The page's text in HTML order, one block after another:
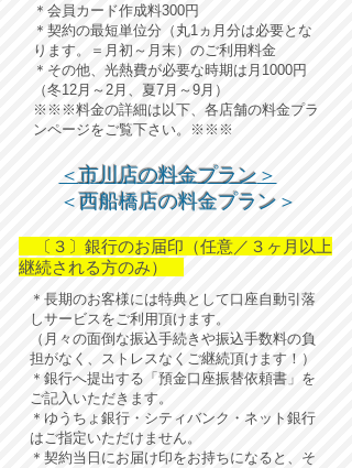
＊会員カード作成料300円
＊契約の最短単位分（丸1ヵ月分は必要とな
ります。＝月初～月末）のご利用料金
＊その他、光熱費が必要な時期は月1000円
（冬12月～2月、夏7月～9月）
※※※料金の詳細は以下、各店舗の料金プラ
ンページをご覧下さい。※※※
＜市川店の料金プラン ＞
＜ 西船橋店の料金プラン ＞
〔３〕銀行のお届印（任意／３ヶ月以上
継続される方のみ）
＊長期のお客様には特典として口座自動引落
しサービスをご利用頂けます。
（ 月々の面倒な振込手続きや振込手数料の負
担がなく、ストレスなくご継続頂けます！）
＊銀行へ提出する「預金口座振替依頼書」を
ご記入いただきます。
＊ゆうちょ銀行・シティバンク・ネット銀行
はご指定いただけません。
＊契約当日にお届け印をお持ちになると、そ